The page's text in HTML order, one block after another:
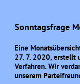
Sonntagsfrage
Eine
27. 7. 2020, erstellt
Verfahren. Wir
unserem